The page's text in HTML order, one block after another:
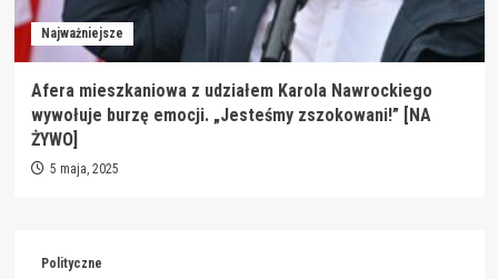
Najważniejsze
Afera mieszkaniowa z udziałem Karola Nawrockiego
wywołuje burzę emocji. „Jesteśmy zszokowani!” [NA
ŻYWO]
5 maja, 2025
Polityczne